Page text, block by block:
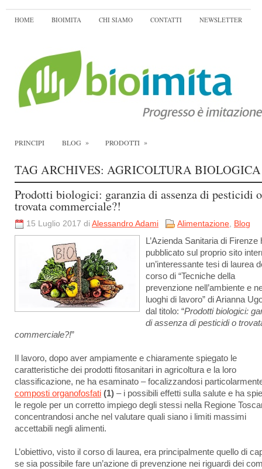
HOME BIOIMITA CHI SIAMO CONTATTI NEWSLETTER
PRINCIPI BLOG » PRODOTTI »
TAG ARCHIVES: AGRICOLTURA BIOLOGICA
Prodotti biologici: garanzia di assenza di pesticidi o
trovata commerciale?!
15 Luglio 2017 di Alessandro Adami Alimentazione, Blog
L’Azienda Sanitaria di Firenze
pubblicato sul proprio sito
un’interessante tesi di laurea
corso di “Tecniche della
prevenzione nell’ambiente e
luoghi di lavoro” di Arianna
dal titolo: “Prodotti biologici:
di assenza di pesticidi o
commerciale?!”
Il lavoro, dopo aver ampiamente e chiaramente spiegato le
caratteristiche dei prodotti fitosanitari in agricoltura e la loro
classificazione, ne ha esaminato – focalizzandosi
composti organofosfati (1) – i possibili effetti sulla salute e ha
le regole per un corretto impiego degli stessi nella Regione
concentrandosi anche nel valutare quali siano i limiti massimi
accettabili negli alimenti.
L’obiettivo, visto il corso di laurea, era principalmente quello di
se sia possibile fare un’azione di prevenzione nei riguardi dei